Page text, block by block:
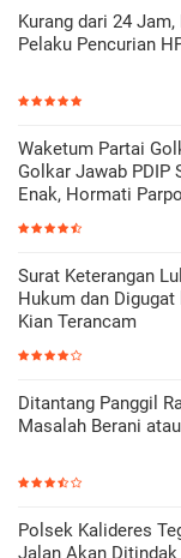
Kurang dari 24
Pelaku Pencurian
Waketum Partai
Golkar Jawab PDIP
Enak, Hormati
Surat Keterangan
Hukum dan Digugat
Kian Terancam
Ditantang Panggil
Masalah Berani
Polsek Kalideres
Jalan Akan Ditindak